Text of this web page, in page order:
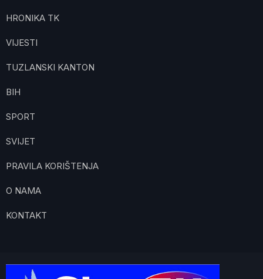
HRONIKA TK
VIJESTI
TUZLANSKI KANTON
BIH
SPORT
SVIJET
PRAVILA KORIŠTENJA
O NAMA
KONTAKT